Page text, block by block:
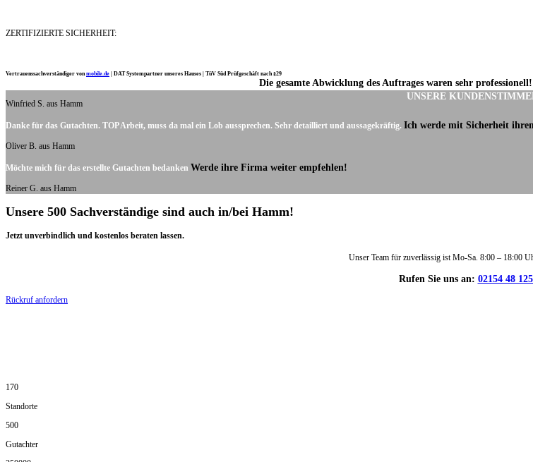
ZERTIFIZIERTE SICHERHEIT:
Vertrauenssachverständiger vonmobile.de DAT Systempartner unseres Hauses | TüV Süd Prüfgeschäft nach §29
UNSERE
Die gesamte Abwicklung des Auftrages waren sehr professionell!
Winfried S. aus Hamm
Danke für das Gutachten. TOP Arbeit, muss da mal ein Lob aussprechen. Sehr detailliert und aussagekräftig. Ich werde mit Sicherheit
Oliver B. aus Hamm
Möchte mich für das erstellte Gutachten bedanken Werde ihre Firma weiter empfehlen!
Reiner G. aus Hamm
Unsere 500 Sachverständige sind auch in/bei Hamm!
Jetzt unverbindlich und kostenlos beraten lassen.
Unser Team für zuverlässig ist Mo-Sa. 8:00 – 18:00
Rufen Sie uns an: 02154 48
Rückruf anfordern
170
Standorte
500
Gutachter